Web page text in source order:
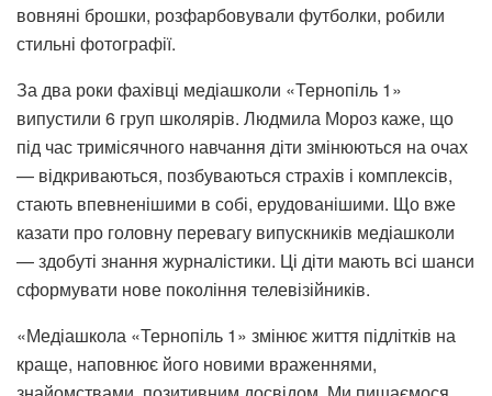
вовняні брошки, розфарбовували футболки, робили
стильні фотографії.
За два роки фахівці медіашколи «Тернопіль 1»
випустили 6 груп школярів. Людмила Мороз каже, що
під час тримісячного навчання діти змінюються на очах
— відкриваються, позбуваються страхів і комплексів,
стають впевненішими в собі, ерудованішими. Що вже
казати про головну перевагу випускників медіашколи
— здобуті знання журналістики. Ці діти мають всі шанси
сформувати нове покоління телевізійників.
«Медіашкола «Тернопіль 1» змінює життя підлітків на
краще, наповнює його новими враженнями,